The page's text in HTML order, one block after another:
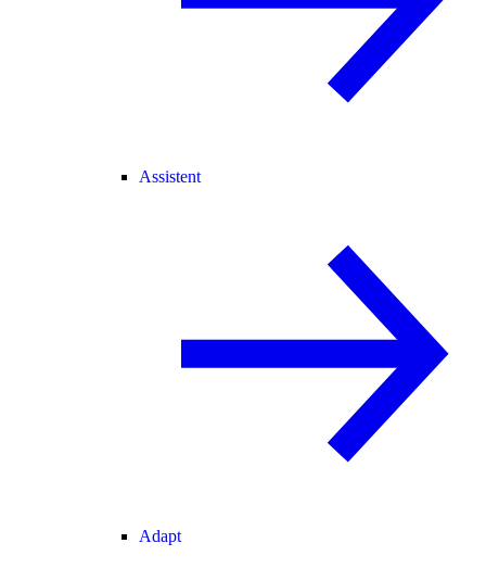
Assistent
Adapt